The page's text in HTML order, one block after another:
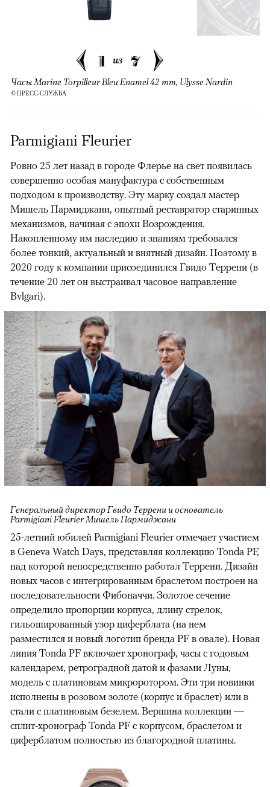
1 из 7
Часы Marine Torpilleur Bleu Enamel 42 mm, Ulysse Nardin
© ПРЕСС-СЛУЖБА
Parmigiani Fleurier
Ровно 25 лет назад в городе Флерье на свет появилась
совершенно особая мануфактура с собственным
подходом к производству. Эту марку создал мастер
Мишель Пармиджани, опытный реставратор старинных
механизмов, начиная с эпохи Возрождения.
Накопленному им наследию и знаниям требовался
более тонкий, актуальный и внятный дизайн. Поэтому в
2020 году к компании присоединился Гвидо Террени (в
течение 20 лет он выстраивал часовое направление
Bvlgari).
Генеральный директор Гвидо Террени и основатель
Parmigiani Fleurier Мишель Пармиджани
25-летний юбилей Parmigiani Fleurier отмечает участием
в Geneva Watch Days, представляя коллекцию Tonda PF,
над которой непосредственно работал Террени. Дизайн
новых часов с интегрированным браслетом построен на
последовательности Фибоначчи. Золотое сечение
определило пропорции корпуса, длину стрелок,
гильошированный узор циферблата (на нем
разместился и новый логотип бренда PF в овале). Новая
линия Tonda PF включает хронограф, часы с годовым
календарем, ретроградной датой и фазами Луны,
модель с платиновым микроротором. Эти три новинки
исполнены в розовом золоте (корпус и браслет) или в
стали с платиновым безелем. Вершина коллекции —
сплит-хронограф Tonda PF с корпусом, браслетом и
циферблатом полностью из благородной платины.